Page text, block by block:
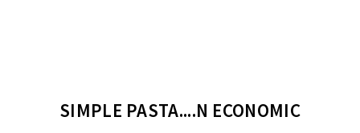
SIMPLE PASTA....N ECONOMIC